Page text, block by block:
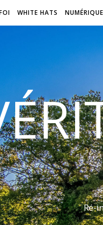
WHITE HATS NUMÉRIQUE
Ré-